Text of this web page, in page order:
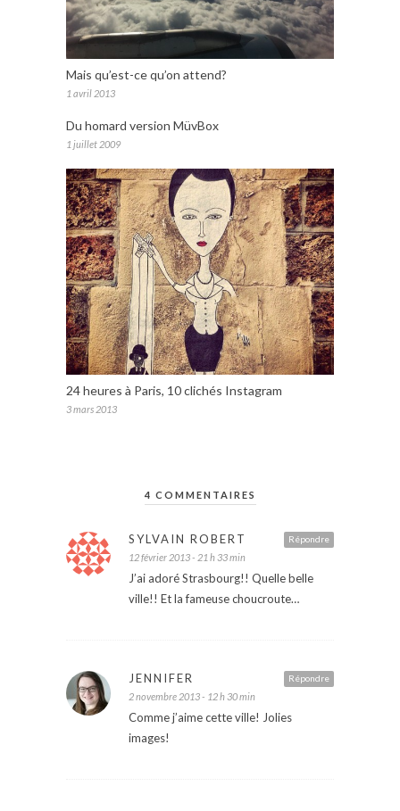
Mais qu’est-ce qu’on attend?
1 avril 2013
Du homard version MüvBox
1 juillet 2009
24 heures à Paris, 10 clichés Instagram
3 mars 2013
4 COMMENTAIRES
Répondre
SYLVAIN ROBERT
12 février 2013 - 21 h 33 min
J’ai adoré Strasbourg!! Quelle belle
ville!! Et la fameuse choucroute…
Répondre
JENNIFER
2 novembre 2013 - 12 h 30 min
Comme j’aime cette ville! Jolies
images!